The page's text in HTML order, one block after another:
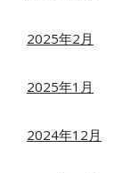
2025年2月
2025年1月
2024年12月